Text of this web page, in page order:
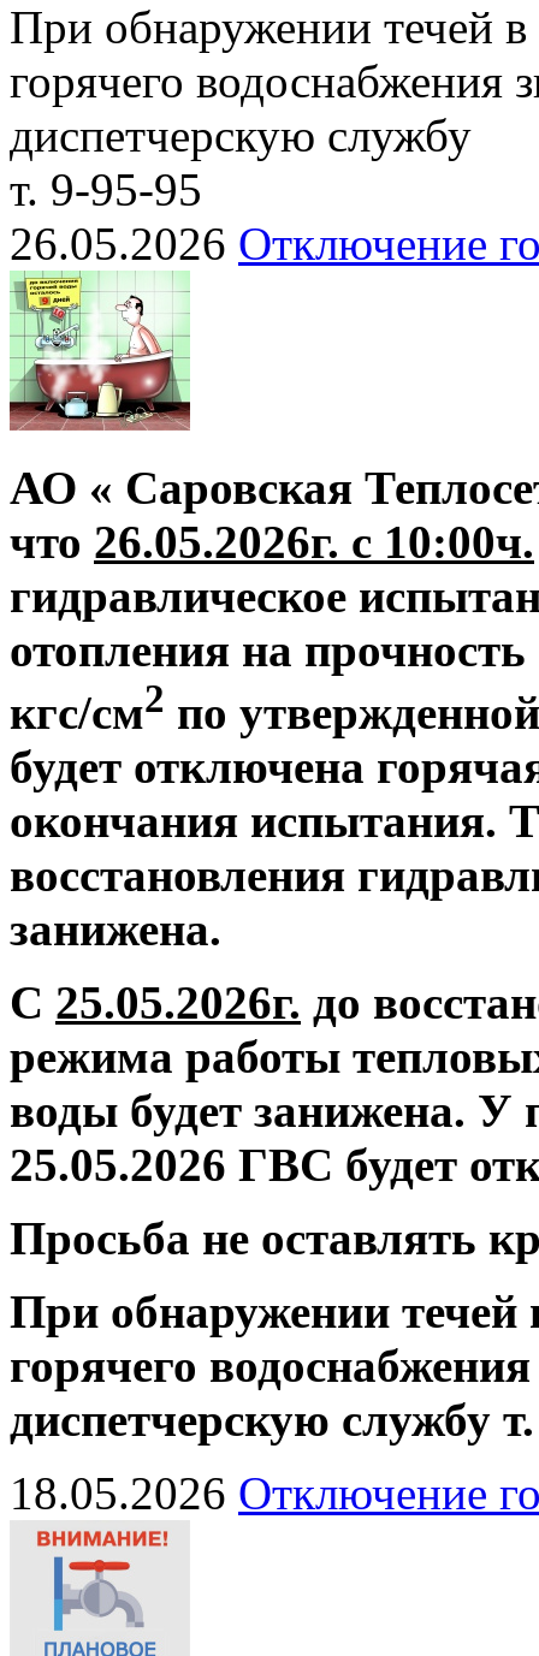
При обнаружении течей в
горячего водоснабжения
диспетчерскую службу
т. 9-95-95
26.05.2026 Отключение
АО « Саровская
что 26.05.2026г. с 10:00ч.
гидравлическое
отопления на
кгс/см2 по
будет отключена
окончания испытания.
восстановления
занижена.
С 25.05.2026г. до
режима работы
воды будет занижена. У
25.05.2026 ГВС будет
Просьба не оставлять
При обнаружении течей
горячего
диспетчерскую службу
18.05.2026 Отключение